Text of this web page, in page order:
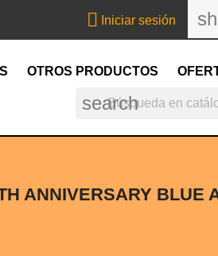
 Iniciar sesión
OTROS PRODUCTOS
search
ANNIVERSARY BLUE